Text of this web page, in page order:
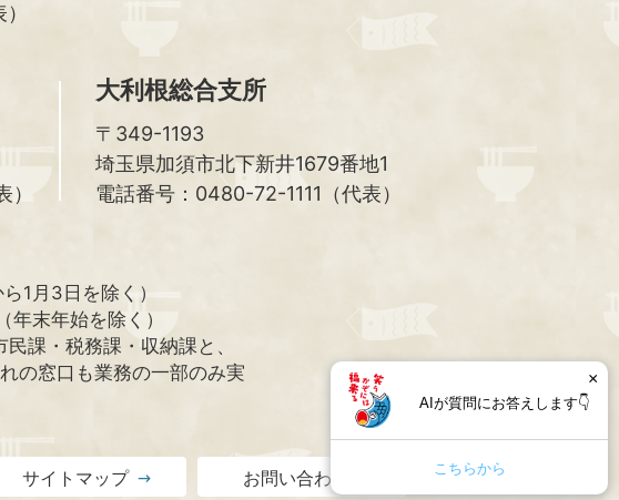
大利根総合支所
〒349-1193
埼玉県加須市北下新井1679番地1
電話番号：0480-72-1111（代表）
1月3日を除く）
末年始を除く）
課・税務課・収納課と、
の窓口も業務の一部のみ実
サイトマップ お問い合わせ
AIが質問にお答えします👇
こちらから
×